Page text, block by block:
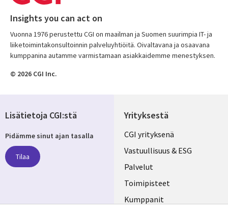
Insights you can act on
Vuonna 1976 perustettu CGI on maailman ja Suomen suurimpia IT- ja
liiketoimintakonsultoinnin palveluyhtiöitä. Oivaltavana ja osaavana
kumppanina autamme varmistamaan asiakkaidemme menestyksen.
© 2026 CGI Inc.
Yrityksestä
Useful
links
FINLAND
CGI yrityksenä
Vastuullisuus & ESG
Palvelut
Toimipisteet
Kumppanit
Lisätietoja CGI:stä
Pidämme sinut ajan tasalla
Tilaa